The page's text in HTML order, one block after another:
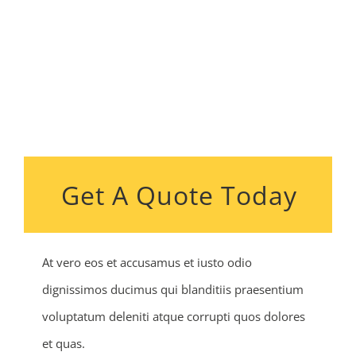
Get A Quote Today
At vero eos et accusamus et iusto odio
dignissimos ducimus qui blanditiis praesentium
voluptatum deleniti atque corrupti quos dolores
et quas.